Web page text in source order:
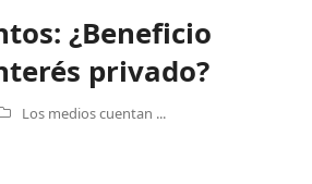
¿Beneficio
privado?
Los medios cuentan ...